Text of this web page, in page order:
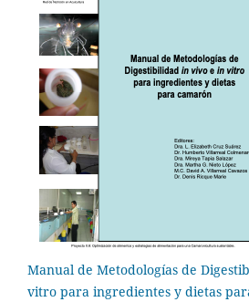
Manual de Metodologías de
vitro para ingredientes y dietas